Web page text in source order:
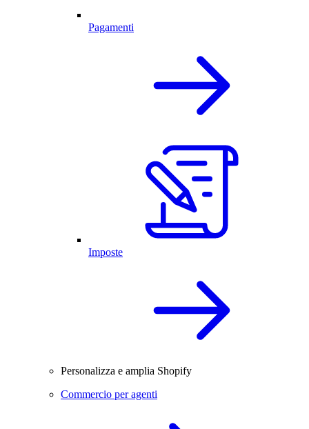
Pagamenti
Imposte
Personalizza e amplia Shopify
Commercio per agenti